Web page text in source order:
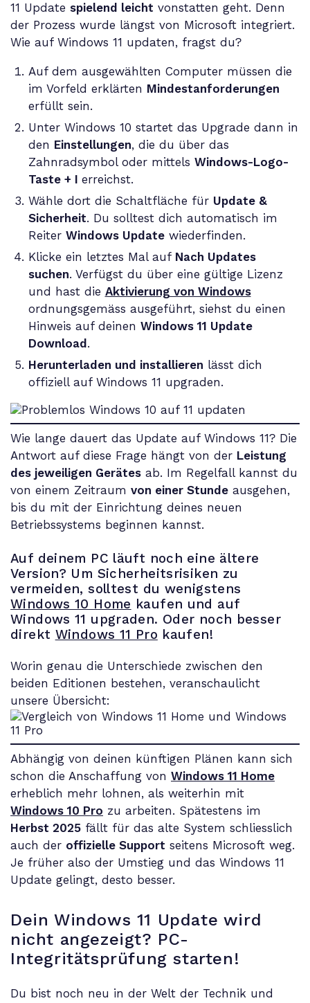
11 Update spielend leicht vonstatten geht. Denn
der Prozess wurde längst von Microsoft integriert.
Wie auf Windows 11 updaten, fragst du?
Auf dem ausgewählten Computer müssen die
im Vorfeld erklärten Mindestanforderungen
erfüllt sein.
Unter Windows 10 startet das Upgrade dann in
den Einstellungen, die du über das
Zahnradsymbol oder mittels Windows-Logo-
Taste + I erreichst.
Wähle dort die Schaltfläche für Update &
Sicherheit. Du solltest dich automatisch im
Reiter Windows Updatewiederfinden.
Klicke ein letztes Mal auf Nach Updates
suchen. Verfügst du über eine gültige Lizenz
und hast die Aktivierung von Windows
ordnungsgemäss ausgeführt, siehst du einen
Hinweis auf deinen Windows 11 Update
Download .
Herunterladen und installieren lässt dich
offiziell auf Windows 11 upgraden.
Wie lange dauert das Update auf Windows 11? Die
Antwort auf diese Frage hängt von der Leistung
des jeweiligen Gerätes ab. Im Regelfall kannst du
von einem Zeitraum von einer Stunde ausgehen,
bis du mit der Einrichtung deines neuen
Betriebssystems beginnen kannst.
Auf deinem PC läuft noch eine ältere
Version? Um Sicherheitsrisiken zu
vermeiden, solltest du wenigstens
Windows 10 Home kaufen und auf
Windows 11 upgraden. Oder noch besser
direkt Windows 11 Pro kaufen!
Worin genau die Unterschiede zwischen den
beiden Editionen bestehen, veranschaulicht
unsere Übersicht:
Abhängig von deinen künftigen Plänen kann sich
schon die Anschaffung von Windows 11 Home
erheblich mehr lohnen, als weiterhin mit
Windows 10 Pro zu arbeiten. Spätestens im
Herbst 2025 fällt für das alte System schliesslich
auch der offizielle Support seitens Microsoft weg.
Je früher also der Umstieg und das Windows 11
Update gelingt, desto besser.
Dein Windows 11 Update wird
nicht angezeigt? PC-
Integritätsprüfung starten!
Du bist noch neu in der Welt der Technik und